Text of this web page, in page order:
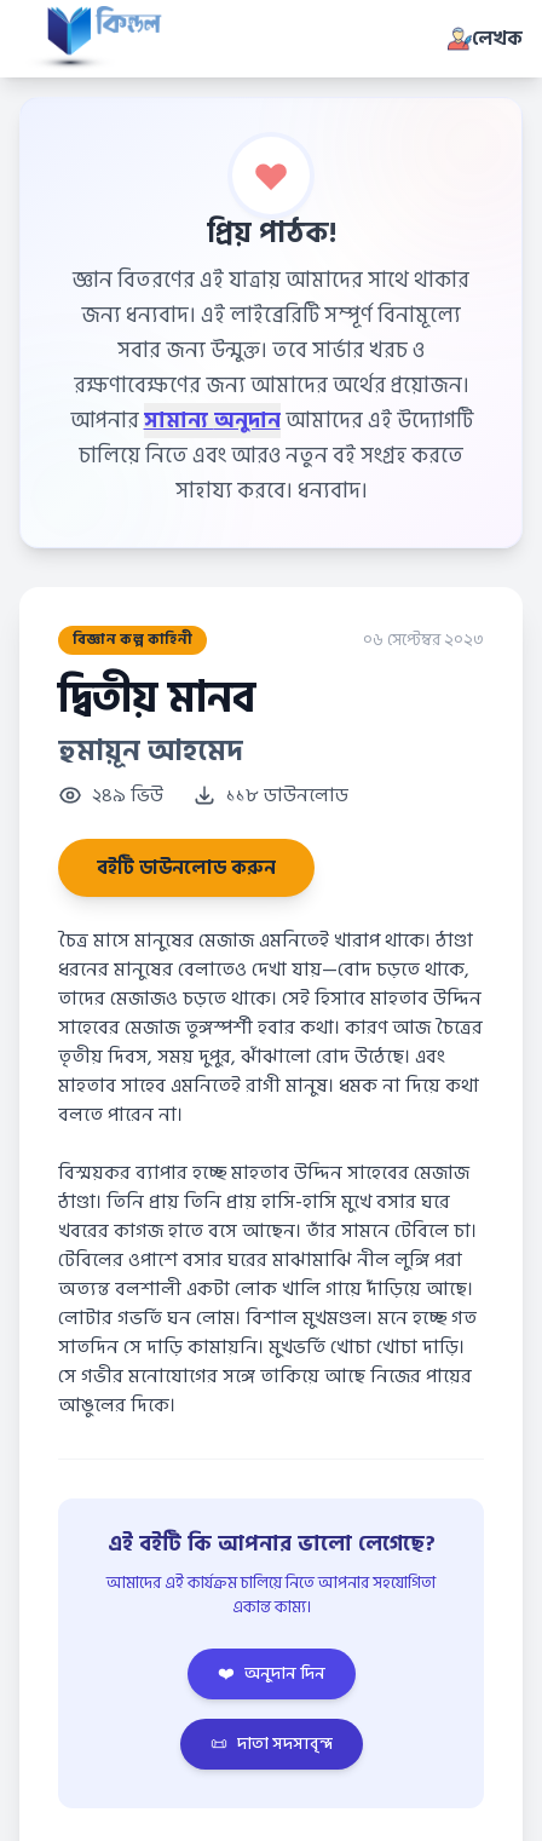
লেখক
প্রিয় পাঠক!
জ্ঞান বিতরণের এই যাত্রায় আমাদের সাথে থাকার
জন্য ধন্যবাদ। এই লাইব্রেরিটি সম্পূর্ণ বিনামূল্যে
সবার জন্য উন্মুক্ত। তবে সার্ভার খরচ ও
রক্ষণাবেক্ষণের জন্য আমাদের অর্থের প্রয়োজন।
আপনার
সামান্য অনুদানআমাদের এই উদ্যোগটি
চালিয়ে নিতে এবং আরও নতুন বই সংগ্রহ করতে
সাহায্য করবে। ধন্যবাদ।
বিজ্ঞান কল্প কাহিনী ০৬ সেপ্টেম্বর ২০২৩
দ্বিতীয় মানব
হুমায়ূন আহমেদ
২৪৯ ভিউ ১১৮ ডাউনলোড
বইটি ডাউনলোড করুন
চৈত্র মাসে মানুষের মেজাজ এমনিতেই খারাপ থাকে। ঠাণ্ডা
ধরনের মানুষের বেলাতেও দেখা যায়—বোদ চড়তে থাকে,
তাদের মেজাজও চড়তে থাকে। সেই হিসাবে মাহতাব উদ্দিন
সাহেবের মেজাজ তুঙ্গস্পর্শী হবার কথা। কারণ আজ চৈত্রের
তৃতীয় দিবস, সময় দুপুর, ঝাঁঝালো রোদ উঠেছে। এবং
মাহতাব সাহেব এমনিতেই রাগী মানুষ। ধমক না দিয়ে কথা
বলতে পারেন না।
বিস্ময়কর ব্যাপার হচ্ছে মাহতাব উদ্দিন সাহেবের মেজাজ
ঠাণ্ডা। তিনি প্রায় তিনি প্রায় হাসি-হাসি মুখে বসার ঘরে
খবরের কাগজ হাতে বসে আছেন। তাঁর সামনে টেবিলে চা।
টেবিলের ওপাশে বসার ঘরের মাঝামাঝি নীল লুঙ্গি পরা
অত্যন্ত বলশালী একটা লোক খালি গায়ে দাঁড়িয়ে আছে।
লোটার গভর্তি ঘন লোম। বিশাল মুখমণ্ডল। মনে হচ্ছে গত
সাতদিন সে দাড়ি কামায়নি। মুখভৰ্তি খোচা খোচা দাড়ি।
সে গভীর মনোযোগের সঙ্গে তাকিয়ে আছে নিজের পায়ের
আঙুলের দিকে।
এই বইটি কি আপনার ভালো লেগেছে?
আমাদের এই কার্যক্রম চালিয়ে নিতে আপনার সহযোগিতা
একান্ত কাম্য।
❤️ অনুদান দিন
📜 দাতা সদস্যবৃন্দ